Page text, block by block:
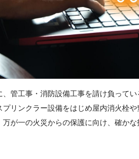
管工事・消防設備工事を請け負って
リンクラー設備をはじめ屋内消火栓
が一の火災からの保護に向け、確か